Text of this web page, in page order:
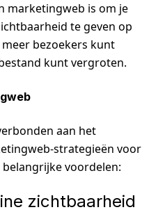
marketingweb is om je
te geven op
bezoekers kunt
kunt vergroten.
aan het
strategieën voor
voordelen:
zichtbaarheid